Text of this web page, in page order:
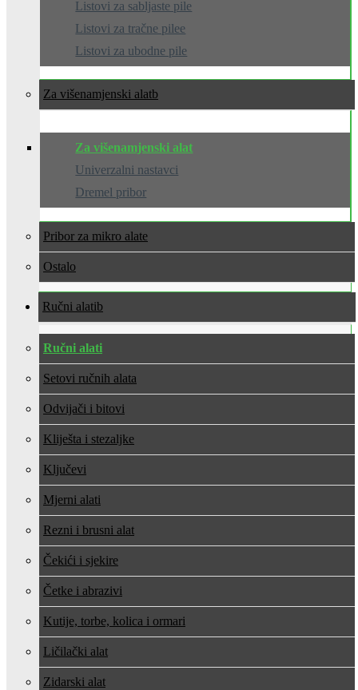
Listovi za sabljaste pile
Listovi za tračne pilee
Listovi za ubodne pile
Za višenamjenski alat
Za višenamjenski alat
Univerzalni nastavci
Dremel pribor
Pribor za mikro alate
Ostalo
Ručni alati
Ručni alati
Setovi ručnih alata
Odvijači i bitovi
Kliješta i stezaljke
Ključevi
Mjerni alati
Rezni i brusni alat
Čekići i sjekire
Četke i abrazivi
Kutije, torbe, kolica i ormari
Ličilački alat
Zidarski alat